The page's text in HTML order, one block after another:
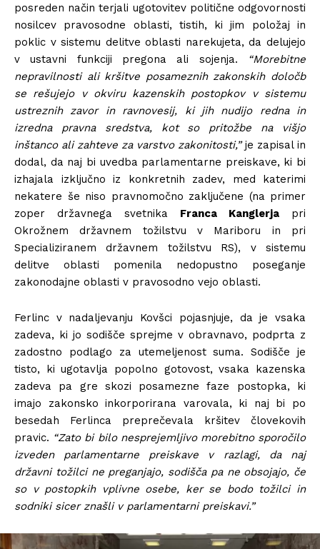
posreden način terjali ugotovitev politične odgovornosti
nosilcev pravosodne oblasti, tistih, ki jim položaj in
poklic v sistemu delitve oblasti narekujeta, da delujejo
v ustavni funkciji pregona ali sojenja.
“Morebitne
nepravilnosti ali kršitve posameznih zakonskih določb
se rešujejo v okviru kazenskih postopkov v sistemu
ustreznih zavor in ravnovesij, ki jih nudijo redna in
izredna pravna sredstva, kot so pritožbe na višjo
inštanco ali zahteve za varstvo zakonitosti,”je zapisal in
dodal, da naj bi uvedba parlamentarne preiskave, ki bi
izhajala izključno iz konkretnih zadev, med katerimi
nekatere še niso pravnomočno zaključene (na primer
zoper državnega svetnika Franca Kanglerja pri
Okrožnem državnem tožilstvu v Mariboru in pri
Specializiranem državnem tožilstvu RS), v sistemu
delitve oblasti pomenila nedopustno poseganje
zakonodajne oblasti v pravosodno vejo oblasti.
Ferlinc v nadaljevanju Kovšci pojasnjuje, da je vsaka
zadeva, ki jo sodišče sprejme v obravnavo, podprta z
zadostno podlago za utemeljenost suma. Sodišče je
tisto, ki ugotavlja popolno gotovost, vsaka kazenska
zadeva pa gre skozi posamezne faze postopka, ki
imajo zakonsko inkorporirana varovala, ki naj bi po
besedah Ferlinca preprečevala kršitev človekovih
pravic. “Zato bi bilo nesprejemljivo morebitno sporočilo
izveden parlamentarne preiskave v razlagi, da naj
državni tožilci ne preganjajo, sodišča pa ne obsojajo, če
so v postopkih vplivne osebe, ker se bodo tožilci in
sodniki sicer znašli v parlamentarni preiskavi.”